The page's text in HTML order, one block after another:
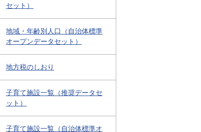
セット）
地域・年齢別人口（自治体標準
オープンデータセット）
地方税のしおり
子育て施設一覧（推奨データセ
ット）
子育て施設一覧（自治体標準オ